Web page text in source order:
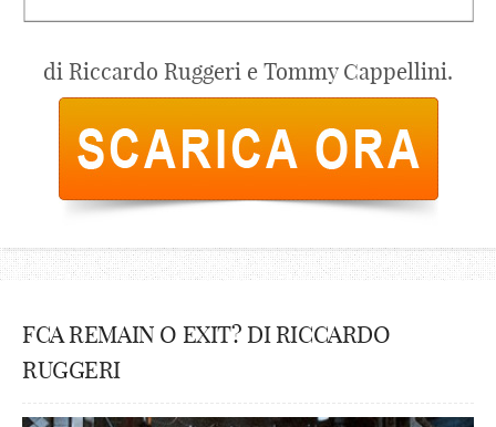
di Riccardo Ruggeri e Tommy Cappellini.
FCA REMAIN O EXIT? DI RICCARDO
RUGGERI